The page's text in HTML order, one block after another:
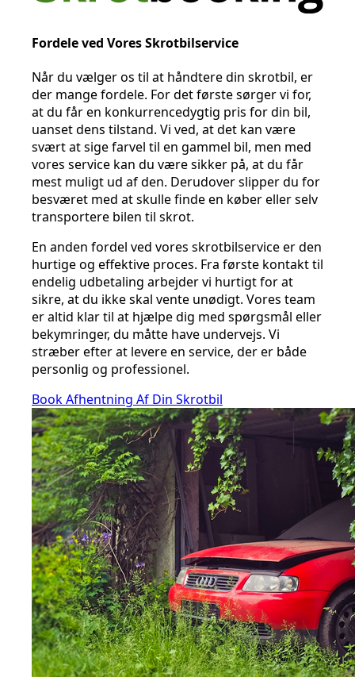
Fordele ved Vores Skrotbilservice
Når du vælger os til at håndtere din skrotbil, er
der mange fordele. For det første sørger vi for,
at du får en konkurrencedygtig pris for din bil,
uanset dens tilstand. Vi ved, at det kan være
svært at sige farvel til en gammel bil, men med
vores service kan du være sikker på, at du får
mest muligt ud af den. Derudover slipper du for
besværet med at skulle finde en køber eller selv
transportere bilen til skrot.
En anden fordel ved vores skrotbilservice er den
hurtige og effektive proces. Fra første kontakt til
endelig udbetaling arbejder vi hurtigt for at
sikre, at du ikke skal vente unødigt. Vores team
er altid klar til at hjælpe dig med spørgsmål eller
bekymringer, du måtte have undervejs. Vi
stræber efter at levere en service, der er både
personlig og professionel.
Book Afhentning Af Din Skrotbil